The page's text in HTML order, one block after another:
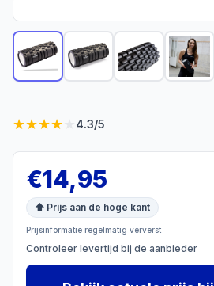
★★★★ 4.3/5
€14,95
⬆ Prijs aan de hoge kant
Prijsinformatie regelmatig ververst
Controleer levertijd bij de aanbieder